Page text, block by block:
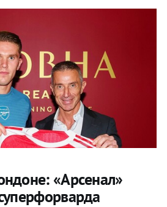
«Арсенал»